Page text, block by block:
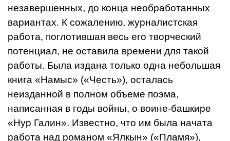
незавершенных, до конца необработанных
вариантах. К сожалению, журналистская
работа, поглотившая весь его творческий
потенциал, не оставила времени для такой
работы. Была издана только одна небольшая
книга «Намыс» («Честь»), осталась
неизданной в полном объеме поэма,
написанная в годы войны, о воине-башкире
«Нур Галин». Известно, что им была нача­та
работа над романом «Ялкын» («Пламя»),